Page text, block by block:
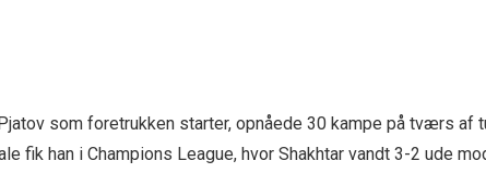
som foretrukken starter, opnåede 30 kampe på tværs af
han i Champions League, hvor Shakhtar vandt 3-2 ude